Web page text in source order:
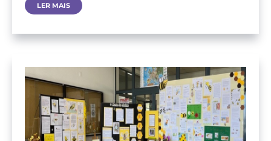
“Nós
Somos
Nos”
LER MAIS